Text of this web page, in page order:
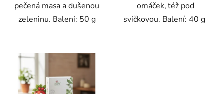
pečená masa a dušenou
zeleninu. Balení: 50 g
omáček, též pod
svíčkovou. Balení: 40 g